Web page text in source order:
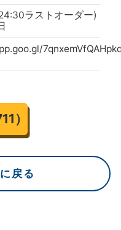
ラストオーダー)
）
戻る